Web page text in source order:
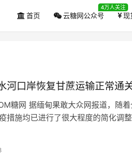
首页 云糖网公众号
4万人关注
现
河口岸恢复甘蔗运输正常通
糖网 据缅甸果敢大众网报道，随
措施均已进行了很大程度的简化调